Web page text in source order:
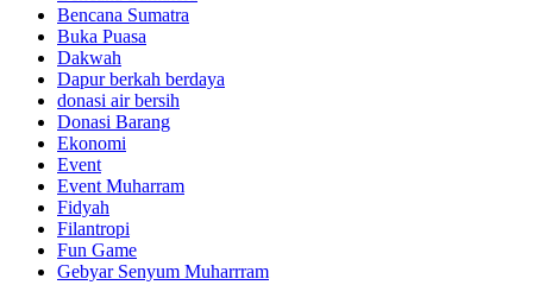
Bencana Sumatra
Buka Puasa
Dakwah
Dapur berkah berdaya
donasi air bersih
Donasi Barang
Ekonomi
Event
Event Muharram
Fidyah
Filantropi
Fun Game
Gebyar Senyum Muharrram